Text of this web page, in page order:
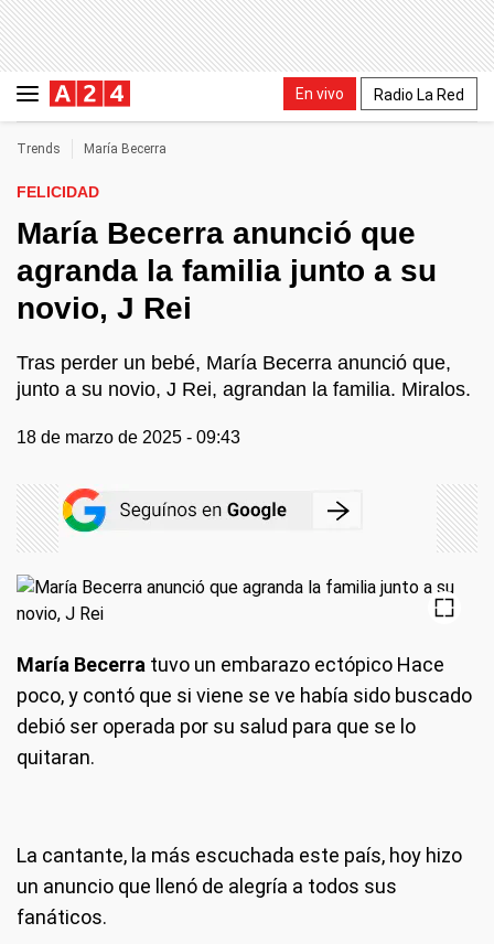
En vivo Radio La Red
Trends María Becerra
FELICIDAD
María Becerra anunció que
agranda la familia junto a su
novio, J Rei
Tras perder un bebé, María Becerra anunció que,
junto a su novio, J Rei, agrandan la familia. Miralos.
18 de marzo de 2025 - 09:43
María Becerra tuvo un embarazo ectópico Hace
poco, y contó que si viene se ve había sido buscado
debió ser operada por su salud para que se lo
quitaran.
La cantante, la más escuchada este país, hoy hizo
un anuncio que llenó de alegría a todos sus
fanáticos.